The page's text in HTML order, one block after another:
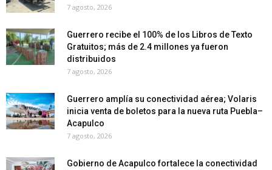
7 agosto, 2026
Guerrero recibe el 100% de los Libros de Texto
Gratuitos; más de 2.4 millones ya fueron
distribuidos
7 agosto, 2026
Guerrero amplía su conectividad aérea; Volaris
inicia venta de boletos para la nueva ruta Puebla–
Acapulco
7 agosto, 2026
Gobierno de Acapulco fortalece la conectividad